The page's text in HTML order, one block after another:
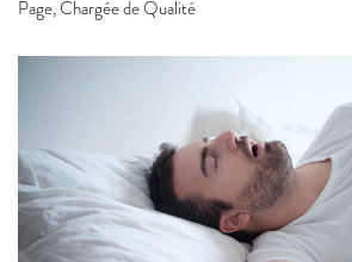
Page, Chargée de Qualité